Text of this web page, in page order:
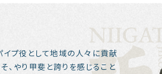
プ役として地域の人々に貢献
、やり甲斐と誇りを感じること